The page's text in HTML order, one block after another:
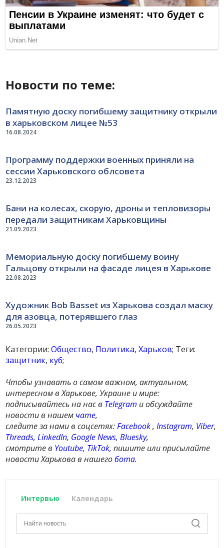
Новости по теме:
16.08.2024
Памятную доску погибшему защитнику открыли
в харьковском лицее №53
23.12.2023
Программу поддержки военных приняли на
сессии Харьковского облсовета
21.09.2023
Бани на колесах, скорую, дроны и тепловизоры
передали защитникам Харьковщины
22.08.2023
Мемориальную доску погибшему воину
Гальцову открыли на фасаде лицея в Харькове
26.05.2023
Художник Bob Basset из Харькова создал маску
для азовца, потерявшего глаз
Категории:Общество, Политика,Харьков; Теги:
защитник, куб;
Чтобы узнавать о самом важном, актуальном,
интересном в Харькове, Украине и мире:
подписывайтесь на нас в Telegram и обсуждайте
новости в нашем чате,
следите за нами в соцсетях:Facebook,Instagram, Viber,
Threads,LinkedIn, Google News,Bluesky,
смотрите в Youtube, TikTok, пишите или присылайте
новости Харькова в нашегобота.
Интервью Календарь